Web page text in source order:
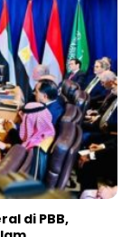
di PBB,